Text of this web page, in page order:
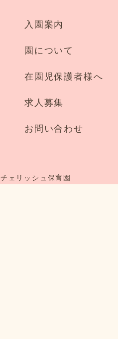
入園案内
園について
在園児保護者様へ
求人募集
お問い合わせ
チェリッシュ保育園